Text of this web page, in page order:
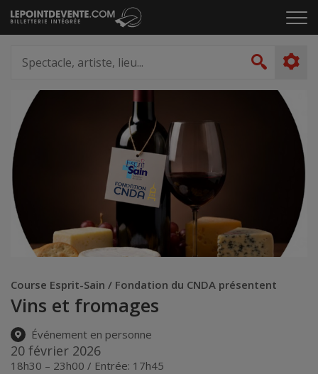
Passer
au
le
artiste,
lieu...
Course Esprit-Sain / Fondation du CNDA présentent
Vins et fromages
Événement en personne
20 février 2026
18h30 – 23h00 / Entrée: 17h45